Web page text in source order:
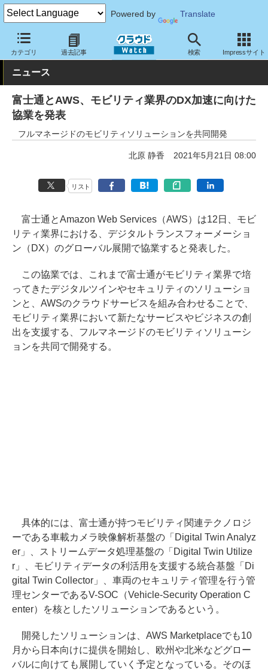
Powered by Translate
カテゴリ 過去記事 検索 Impressサイト
クラウド Watch トピック 協業・提携 その他
ニュース
富士通とAWS、モビリティ業界のDX加速に向けた
協業を発表
フルマネージドのモビリティソリューションを共同開発
北原 静香 2021年5月21日 08:00
リスト
富士通とAmazon Web Services（AWS）は12日、モビ
リティ業界における、デジタルトランスフォーメーショ
ン（DX）のグローバル展開で協業すると発表した。
この協業では、これまで富士通がモビリティ業界で培
ってきたデジタルツインやセキュリティのソリューショ
ンと、AWSのクラウドサービスを組み合わせることで、
モビリティ業界において新たなサービスやビジネスの創
出を支援する、フルマネージドのモビリティソリューシ
ョンを共同で開発する。
具体的には、富士通が持つモビリティ関連テクノロジ
ーである車載カメラ映像解析基盤の「Digital Twin Analyz
er」、ストリームデータ処理基盤の「Digital Twin Utilize
r」、モビリティデータの利活用を支援する統合基盤「Di
gital Twin Collector」、車両のセキュリティ管理を行う管
理センターであるV-SOC（Vehicle-Security Operation C
enter）を核としたソリューションであるという。
開発したソリューションは、AWS Marketplaceでも10
月から日本向けに提供を開始し、欧州や北米などグロー
バルに向けても展開していく予定となっている。そのほ